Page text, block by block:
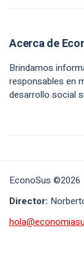
Acerca de
Brindamos
responsables en
desarrollo social
EconoSus ©2026
Director: